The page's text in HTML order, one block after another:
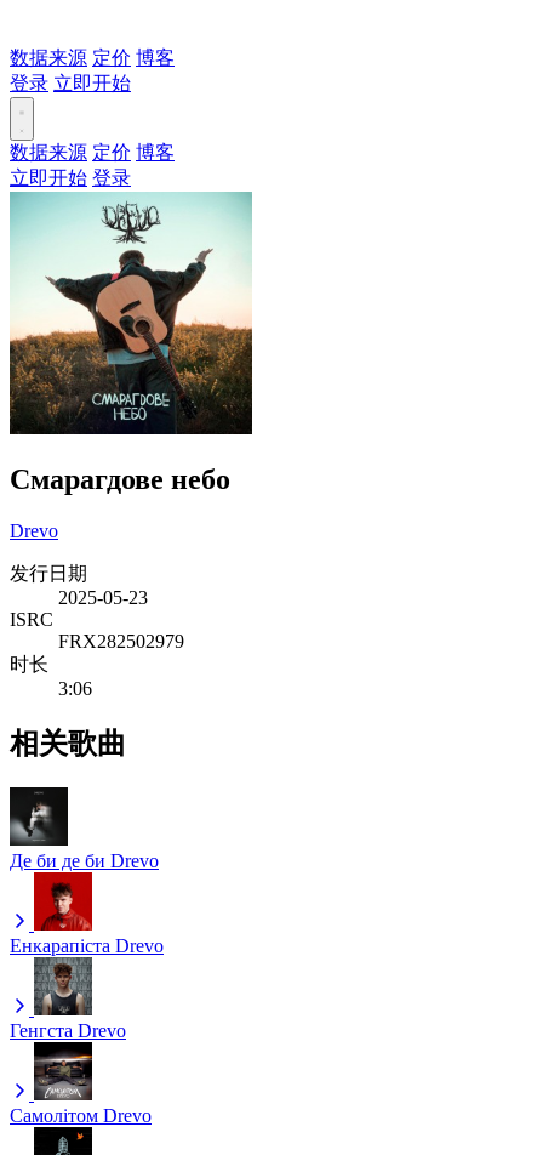
数据来源 定价 博客
登录 立即开始
数据来源 定价 博客
立即开始 登录
Смарагдове небо
Drevo
发行日期
2025-05-23
ISRC
FRX282502979
时长
3:06
相关歌曲
Де би де би Drevo
Енкарапіста Drevo
Генгста Drevo
Самолітом Drevo